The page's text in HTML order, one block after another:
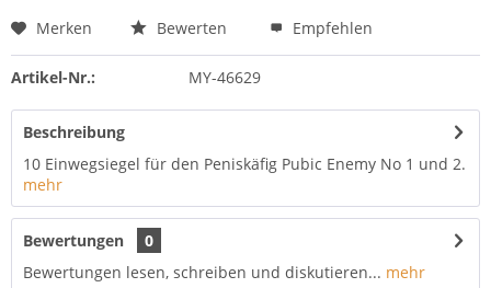
Merken Bewerten Empfehlen
Artikel-Nr.: MY-46629
Beschreibung
10 Einwegsiegel für den Peniskäfig Pubic Enemy No 1 und 2.
mehr
Bewertungen
0
Bewertungen lesen, schreiben und diskutieren... mehr